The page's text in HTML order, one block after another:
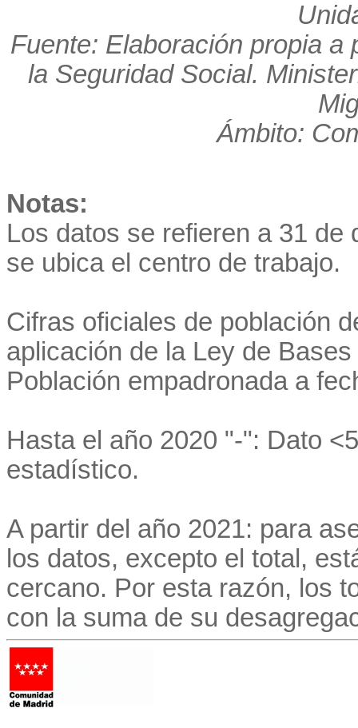
Fuente: Elaboración propia a
la Seguridad Social.
Ámbito:
Notas:
Los datos se refieren a 31 de
se ubica el centro de trabajo.
Cifras oficiales de población
aplicación de la Ley de
Población empadronada a
Hasta el año 2020 "-": Dato
estadístico.
A partir del año 2021: para
los datos, excepto el total,
cercano. Por esta razón, los
con la suma de su